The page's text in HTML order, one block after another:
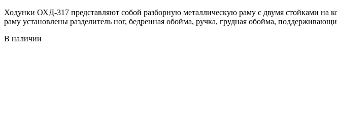
Ходунки ОХД-317 представляют собой разборную металлическую раму с двумя стойками
раму установлены разделитель ног, бедренная обойма, ручка, грудная обойма,
В наличии